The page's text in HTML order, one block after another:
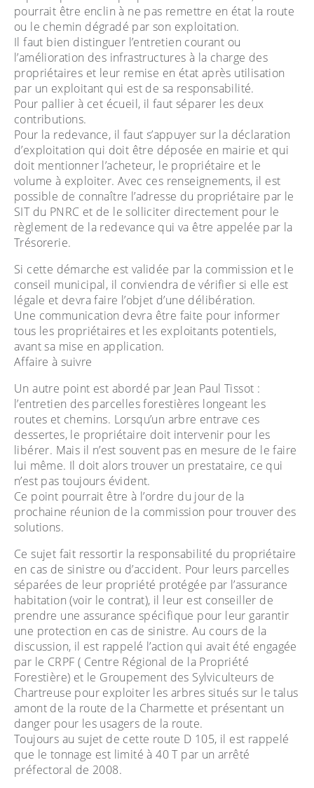
pourrait être enclin à ne pas remettre en état la route
ou le chemin dégradé par son exploitation.
Il faut bien distinguer l’entretien courant ou
l’amélioration des infrastructures à la charge des
propriétaires et leur remise en état après utilisation
par un exploitant qui est de sa responsabilité.
Pour pallier à cet écueil, il faut séparer les deux
contributions.
Pour la redevance, il faut s’appuyer sur la déclaration
d’exploitation qui doit être déposée en mairie et qui
doit mentionner l’acheteur, le propriétaire et le
volume à exploiter. Avec ces renseignements, il est
possible de connaître l’adresse du propriétaire par le
SIT du PNRC et de le solliciter directement pour le
règlement de la redevance qui va être appelée par la
Trésorerie.
Si cette démarche est validée par la commission et le
conseil municipal, il conviendra de vérifier si elle est
légale et devra faire l’objet d’une délibération.
Une communication devra être faite pour informer
tous les propriétaires et les exploitants potentiels,
avant sa mise en application.
Affaire à suivre
Un autre point est abordé par Jean Paul Tissot :
l’entretien des parcelles forestières longeant les
routes et chemins. Lorsqu’un arbre entrave ces
dessertes, le propriétaire doit intervenir pour les
libérer. Mais il n’est souvent pas en mesure de le faire
lui même. Il doit alors trouver un prestataire, ce qui
n’est pas toujours évident.
Ce point pourrait être à l’ordre du jour de la
prochaine réunion de la commission pour trouver des
solutions.
Ce sujet fait ressortir la responsabilité du propriétaire
en cas de sinistre ou d’accident. Pour leurs parcelles
séparées de leur propriété protégée par l’assurance
habitation (voir le contrat), il leur est conseiller de
prendre une assurance spécifique pour leur garantir
une protection en cas de sinistre. Au cours de la
discussion, il est rappelé l’action qui avait été engagée
par le CRPF ( Centre Régional de la Propriété
Forestière) et le Groupement des Sylviculteurs de
Chartreuse pour exploiter les arbres situés sur le talus
amont de la route de la Charmette et présentant un
danger pour les usagers de la route.
Toujours au sujet de cette route D 105, il est rappelé
que le tonnage est limité à 40 T par un arrêté
préfectoral de 2008.